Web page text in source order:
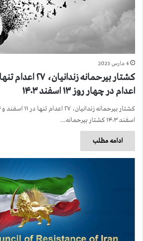
4 مارس 2025
اعدام در چهار روز ۱۳ اسفند ۱۴۰۳
اسفند ۱۴۰۳ کشتار بیرحمانه…
ادامه مطلب